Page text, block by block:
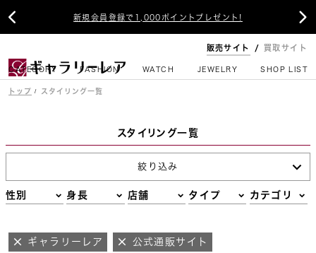
新規会員登録で1,000ポイントプレゼント!
 
販売サイト 買取サイト
CATEGORY FASHION WATCH JEWELRY SHOP LIST
トップ スタイリング一覧
スタイリング一覧
絞り込み
性別 身長 店舗 タイプ カテゴリ
ギャラリーレア 公式通販サイト